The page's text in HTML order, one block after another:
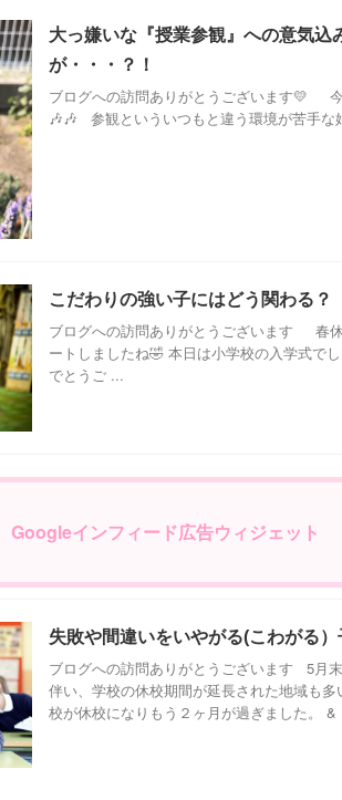
大っ嫌いな『授業参観』への意気込
が・・・？！
ブログへの訪問ありがとうございます💛
🎶🎶 参観といういつもと違う環境が苦手な
こだわりの強い子にはどう関わる？
ブログへの訪問ありがとうございます 春
ートしましたね🤣 本日は小学校の入学式で
でとうご ...
Googleインフィード広告ウィジェット
失敗や間違いをいやがる(こわがる
ブログへの訪問ありがとうございます 5月
伴い、学校の休校期間が延長された地域も
校が休校になりもう２ヶ月が過ぎました。 &